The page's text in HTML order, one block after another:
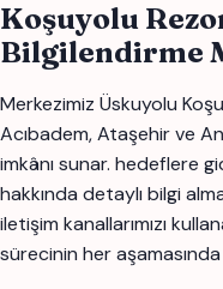
Koşuyolu
Bilgilendirme
Merkezimiz Üskuyolu
Acıbadem, Ataşehir ve
imkânı sunar. hedeflere
hakkında detaylı bilgi
iletişim kanallarımızı
sürecinin her